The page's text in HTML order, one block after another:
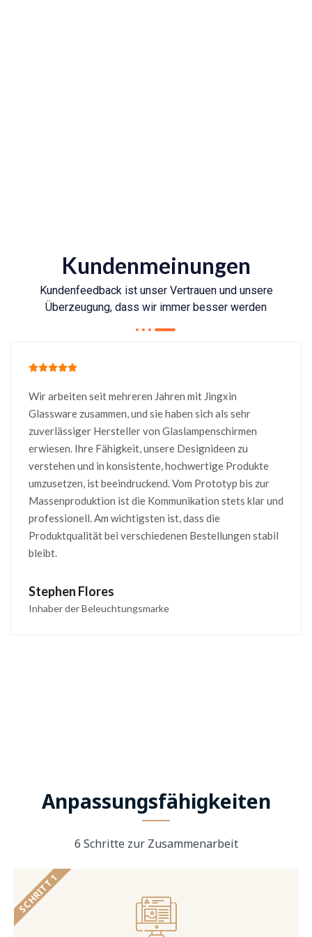
Kundenmeinungen
Kundenfeedback ist unser Vertrauen und unsere
Überzeugung, dass wir immer besser werden
Wir arbeiten seit mehreren Jahren mit Jingxin
Glassware zusammen, und sie haben sich als sehr
zuverlässiger Hersteller von Glaslampenschirmen
erwiesen. Ihre Fähigkeit, unsere Designideen zu
verstehen und in konsistente, hochwertige Produkte
umzusetzen, ist beeindruckend. Vom Prototyp bis zur
Massenproduktion ist die Kommunikation stets klar und
professionell. Am wichtigsten ist, dass die
Produktqualität bei verschiedenen Bestellungen stabil
bleibt.
Stephen Flores
Inhaber der Beleuchtungsmarke
Anpassungsfähigkeiten
6 Schritte zur Zusammenarbeit
SCHRITT 1